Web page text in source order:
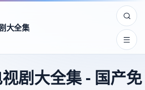
大全集
剧大全集- 国产免